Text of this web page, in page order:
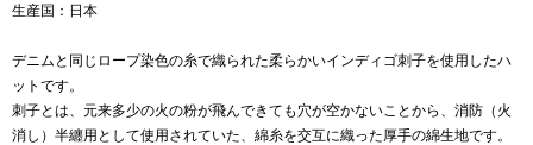
生産国：日本
デニムと同じロープ染色の糸で織られた柔らかいインディゴ刺子を使用したハ
ットです。
刺子とは、元来多少の火の粉が飛んできても穴が空かないことから、消防（火
消し）半纏用として使用されていた、綿糸を交互に織った厚手の綿生地です。